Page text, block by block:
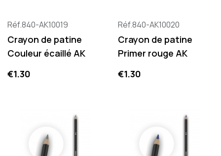
Réf.840-AK10019
Crayon de patine
Couleur écaillé AK
Price
€1.30
Réf.840-AK10020
Crayon de patine
Primer rouge AK
Price
€1.30